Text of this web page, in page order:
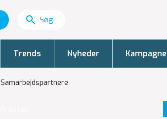
Samarbejdspartnere
Trends Nyheder Kampagne